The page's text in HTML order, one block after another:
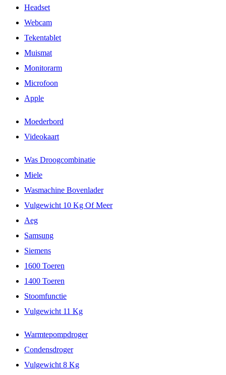
Headset
Webcam
Tekentablet
Muismat
Monitorarm
Microfoon
Apple
Moederbord
Videokaart
Was Droogcombinatie
Miele
Wasmachine Bovenlader
Vulgewicht 10 Kg Of Meer
Aeg
Samsung
Siemens
1600 Toeren
1400 Toeren
Stoomfunctie
Vulgewicht 11 Kg
Warmtepompdroger
Condensdroger
Vulgewicht 8 Kg